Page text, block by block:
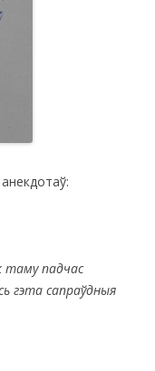
таму падчас
гэта сапраўдныя